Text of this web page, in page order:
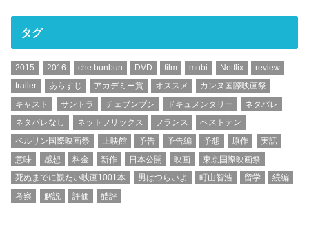
タグ
2015 2016 che bunbun DVD film mubi Netflix
review
trailer
あらすじ アカデミー賞 オススメ
カンヌ国際映画祭
キャスト
サントラ チェブンブン ドキュメンタリー
ネタバレ
ネタバレなし
ネットフリックス フランス
ベストテン
ベルリン国際映画祭
上映館 予告 予告編 予想 原作
実話
意味
感想 料金 新作 日本公開 映画
東京国際映画祭
死ぬまでに観たい映画1001本
男はつらいよ 町山智浩 留学
続編
考察
解説 評価 酷評